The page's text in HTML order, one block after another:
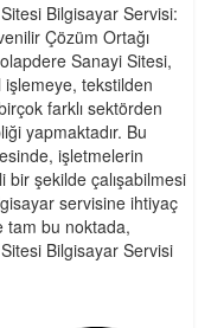
Bilgisayar Servisi:
Çözüm Ortağı
Sanayi Sitesi,
tekstilden
farklı sektörden
yapmaktadır. Bu
işletmelerin
bir şekilde çalışabilmesi
servisine ihtiyaç
tam bu noktada,
Bilgisayar Servisi